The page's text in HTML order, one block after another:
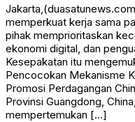
memperkuat kerja sama
pihak memprioritaskan
ekonomi digital, dan
Kesepakatan itu
Pencocokan Mekanisme
Promosi Perdagangan
Provinsi Guangdong,
mempertemukan […]